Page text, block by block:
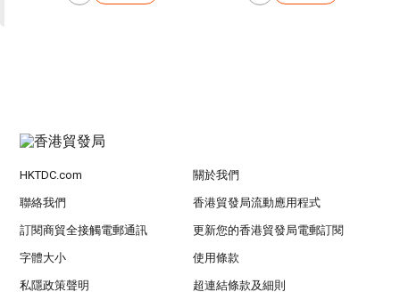
HKTDC.com 關於我們
聯絡我們 香港貿發局流動應用程式
訂閱商貿全接觸電郵通訊 更新您的香港貿發局電郵訂閱
字體大小 使用條款
私隱政策聲明 超連結條款及細則